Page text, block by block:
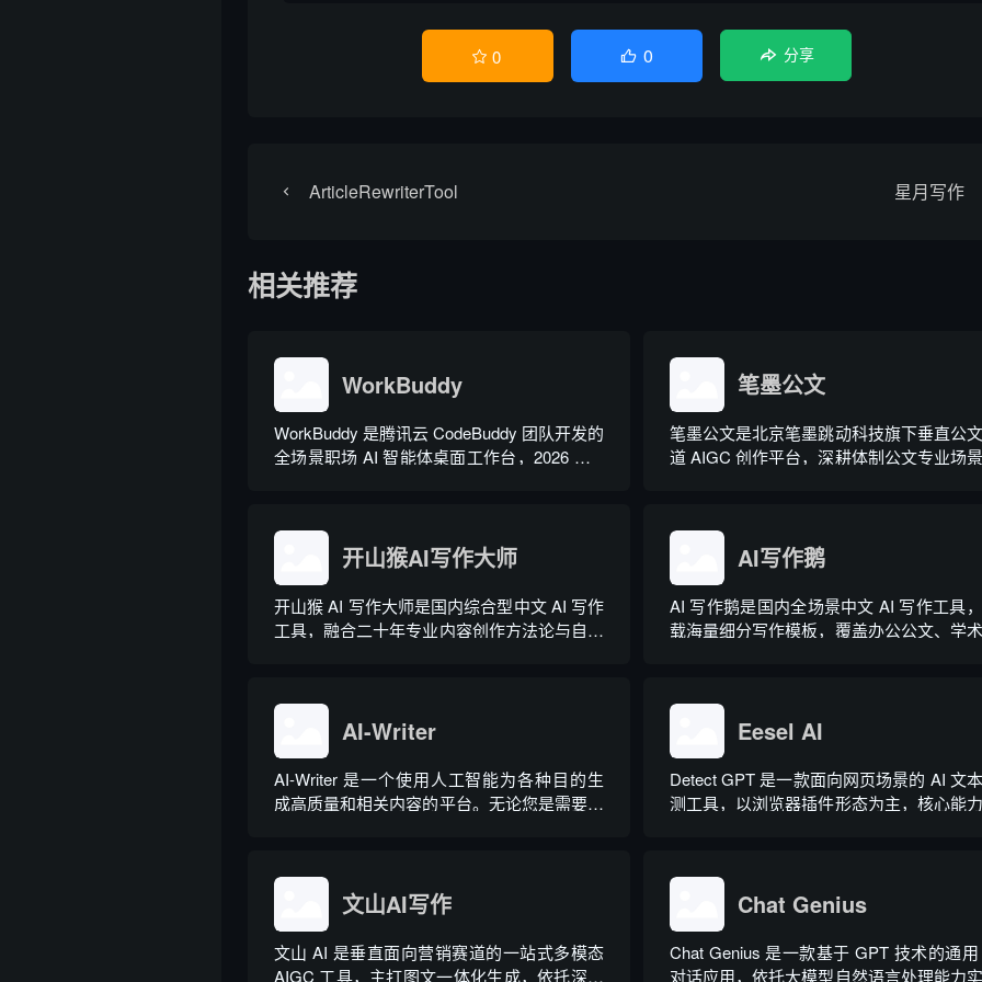
 0  0 分享
ArticleRewriterTool 星月写作
相关推荐
WorkBuddy
WorkBuddy 是腾讯云 CodeBuddy 团队开发的
全场景职场 AI 智能体桌面工作台，2026 年 3
地授权文件的 AI 助手，用户用自然语言下...
笔墨公文
笔墨公文是北京笔墨跳动科技旗下垂直公
道 AIGC 创作平台，深耕体制公文专业场
库、实时更新素材库、标准化公文模板五大
心板块，兼顾公文快速撰写、文稿合...
开山猴AI写作大师
开山猴 AI 写作大师是国内综合型中文 AI 写作
工具，融合二十年专业内容创作方法论与自研
20 余个行业领域、279 种写作体裁，配备 20
余种专业角色...
AI写作鹅
AI 写作鹅是国内全场景中文 AI 写作工具
载海量细分写作模板，覆盖办公公文、学
文、多语言翻译、PPT 大纲生成等通用
力，同时内置多领域 AI 私人顾问...
AI-Writer
AI-Writer 是一个使用人工智能为各种目的生
成高质量和相关内容的平台。无论您是需要撰
Eesel AI
Detect GPT 是一款面向网页场景的 AI 文
测工具，以浏览器插件形态为主，核心能
术，无需针对新模型重新训练，操作简单、
需注册登录，面向科研人...
文山AI写作
文山 AI 是垂直面向营销赛道的一站式多模态
AIGC 工具，主打图文一体化生成，依托深度
Chat Genius
Chat Genius 是一款基于 GPT 技术的通
对话应用，依托大模型自然语言处理能力